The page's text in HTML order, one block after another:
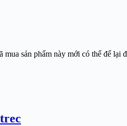
sản phẩm này mới có thể để lại